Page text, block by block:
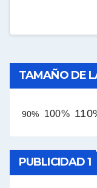
TAMAÑO DE
90% 100%
PUBLICIDAD 1